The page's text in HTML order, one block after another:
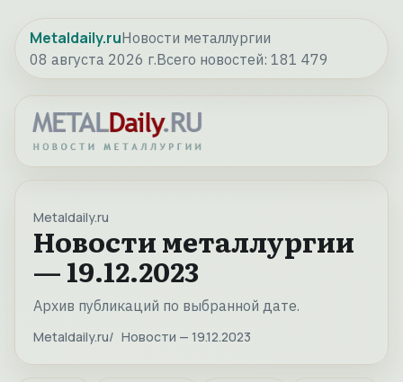
Metaldaily.ruНовости металлургии
08 августа 2026 г.Всего новостей: 181 479
Metaldaily.ru
Новости металлургии
— 19.12.2023
Архив публикаций по выбранной дате.
Metaldaily.ru Новости — 19.12.2023